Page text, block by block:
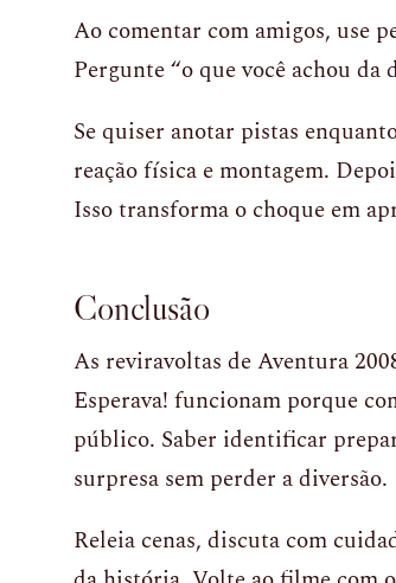
Ao comentar com amigos, use
Pergunte “o que você achou da
Se quiser anotar pistas
reação física e montagem.
Isso transforma o choque em
Conclusão
As reviravoltas de Aventura
Esperava! funcionam porque
público. Saber identificar
surpresa sem perder a diversão.
Releia cenas, discuta com